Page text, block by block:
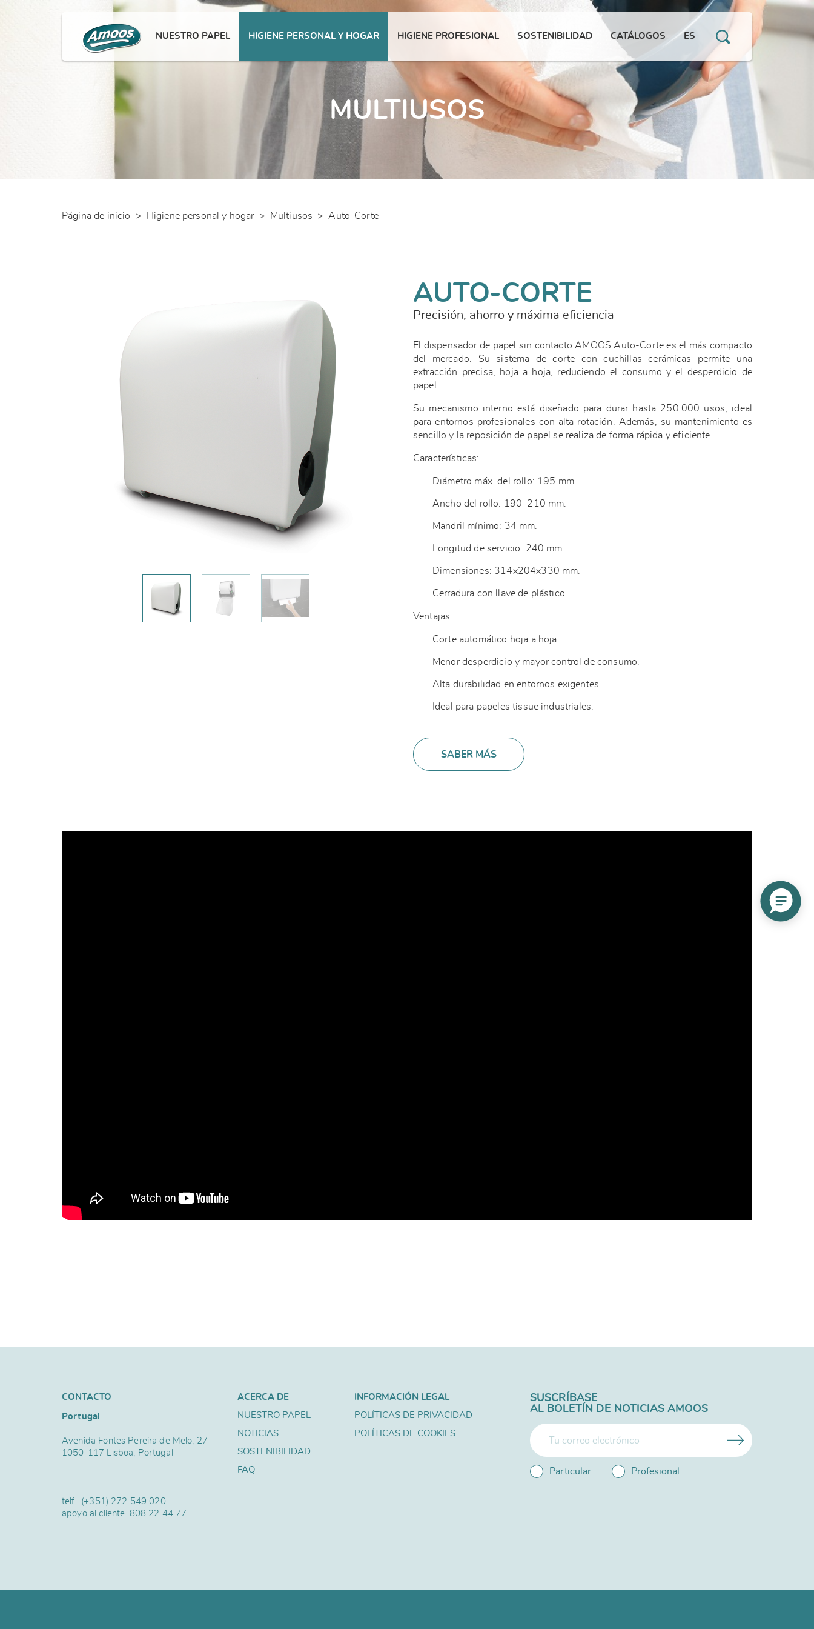
NUESTRO PAPEL HIGIENE PERSONAL Y HOGAR HIGIENE PROFESIONAL SOSTENIBILIDAD CATÁLOGOS ES
MULTIUSOS
Página de inicio > Higiene personal y hogar > Multiusos > Auto-Corte
AUTO-CORTE
Precisión, ahorro y máxima eficiencia
El dispensador de papel sin contacto AMOOS Auto-Corte es el más compacto
del mercado. Su sistema de corte con cuchillas cerámicas permite una
extracción precisa, hoja a hoja, reduciendo el consumo y el desperdicio de
papel.
Su mecanismo interno está diseñado para durar hasta 250.000 usos, ideal
para entornos profesionales con alta rotación. Además, su mantenimiento es
sencillo y la reposición de papel se realiza de forma rápida y eficiente.
Características:
Diámetro máx. del rollo: 195 mm.
Ancho del rollo: 190–210 mm.
Mandril mínimo: 34 mm.
Longitud de servicio: 240 mm.
Dimensiones: 314x204x330 mm.
Cerradura con llave de plástico.
Ventajas:
Corte automático hoja a hoja.
Menor desperdicio y mayor control de consumo.
Alta durabilidad en entornos exigentes.
Ideal para papeles tissue industriales.
SABER MÁS
CONTACTO
Portugal
Avenida Fontes Pereira de Melo, 27
1050-117 Lisboa, Portugal
telf.. (+351) 272 549 020
apoyo al cliente. 808 22 44 77
ACERCA DE
NUESTRO PAPEL
NOTICIAS
SOSTENIBILIDAD
FAQ
INFORMACIÓN LEGAL
POLÍTICAS DE PRIVACIDAD
POLÍTICAS DE COOKIES
SUSCRÍBASE
AL BOLETÍN DE NOTICIAS AMOOS
Particular Profesional